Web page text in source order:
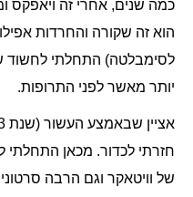
הוא זה שקורה והחרדות
לסימבלטה) התחלתי לחשוד
יותר מאשר לפני התרופות.